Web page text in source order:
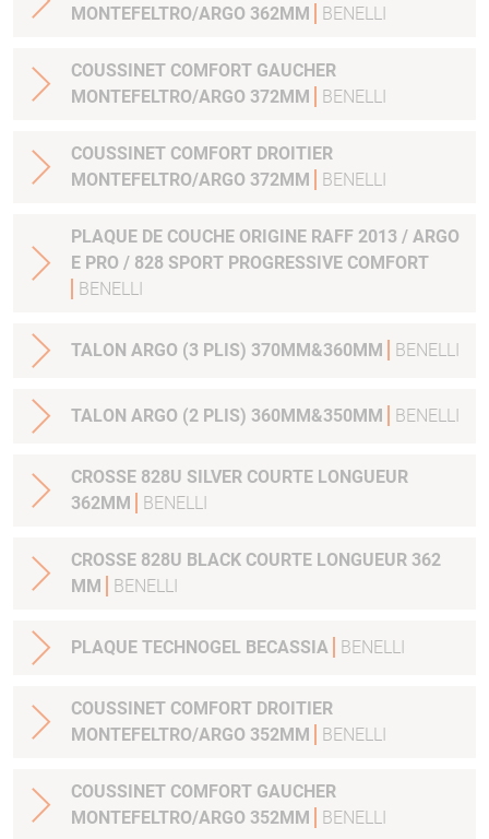
MONTEFELTRO/ARGO 362MM
BENELLI
COUSSINET COMFORT GAUCHER
MONTEFELTRO/ARGO 372MM
BENELLI
COUSSINET COMFORT DROITIER
MONTEFELTRO/ARGO 372MM
BENELLI
PLAQUE DE COUCHE ORIGINE RAFF 2013 / ARGO
E PRO / 828 SPORT PROGRESSIVE COMFORT
BENELLI
TALON ARGO (3 PLIS) 370MM&360MM BENELLI
TALON ARGO (2 PLIS) 360MM&350MM BENELLI
CROSSE 828U SILVER COURTE LONGUEUR
362MM
BENELLI
CROSSE 828U BLACK COURTE LONGUEUR 362
MM
BENELLI
PLAQUE TECHNOGEL BECASSIA BENELLI
COUSSINET COMFORT DROITIER
MONTEFELTRO/ARGO 352MM
BENELLI
COUSSINET COMFORT GAUCHER
MONTEFELTRO/ARGO 352MM
BENELLI